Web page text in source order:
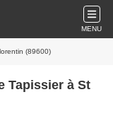
MENU
(89600)
Tapissier à St